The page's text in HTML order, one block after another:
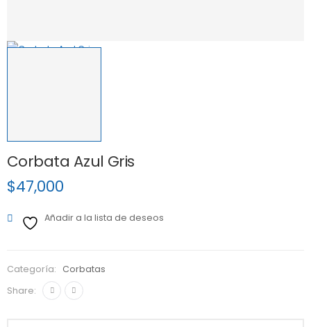
Corbata Azul Gris
$47,000
Añadir a la lista de deseos
Categoría:
Corbatas
Share: